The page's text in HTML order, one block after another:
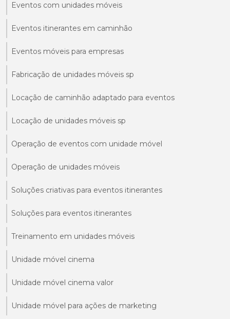
Eventos com unidades móveis
Eventos itinerantes em caminhão
Eventos móveis para empresas
Fabricação de unidades móveis sp
Locação de caminhão adaptado para eventos
Locação de unidades móveis sp
Operação de eventos com unidade móvel
Operação de unidades móveis
Soluções criativas para eventos itinerantes
Soluções para eventos itinerantes
Treinamento em unidades móveis
Unidade móvel cinema
Unidade móvel cinema valor
Unidade móvel para ações de marketing